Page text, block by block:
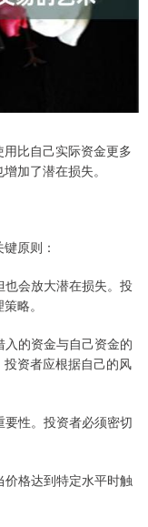
比自己实际资金更多
加了潜在损失。
原则：
也会放大潜在损失。投
略。
的资金与自己资金的
资者应根据自己的风
性。投资者必须密切
格达到特定水平时触